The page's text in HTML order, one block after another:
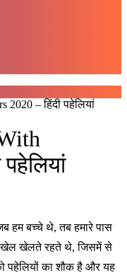
– हिंदी पहेलियां
हम बच्चे थे, तब हमारे पास
खेल खेलते रहते थे, जिसमें से
पहेलियों का शौक है और यह